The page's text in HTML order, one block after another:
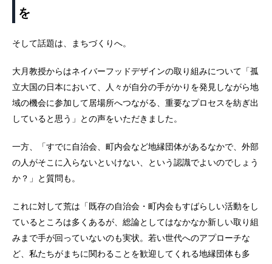
を
そして話題は、まちづくりへ。
大月教授からはネイバーフッドデザインの取り組みについて「孤
立大国の日本において、人々が自分の手がかりを発見しながら地
域の機会に参加して居場所へつながる、重要なプロセスを紡ぎ出
していると思う」との声をいただきました。
一方、「すでに自治会、町内会など地縁団体があるなかで、外部
の人がそこに入らないといけない、という認識でよいのでしょう
か？」と質問も。
これに対して荒は「既存の自治会・町内会もすばらしい活動をし
ているところは多くあるが、総論としてはなかなか新しい取り組
みまで手が回っていないのも実状。若い世代へのアプローチな
ど、私たちがまちに関わることを歓迎してくれる地縁団体も多